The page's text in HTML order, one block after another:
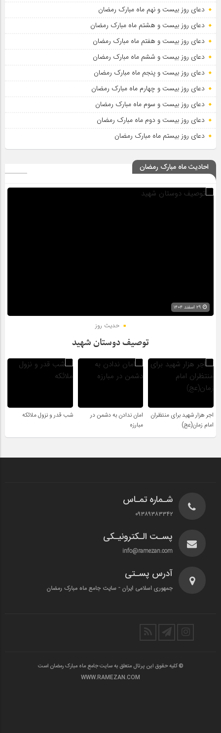
دعای روز بیست و نهم ماه مبارک رمضان
دعای روز بیست و هشتم ماه مبارک رمضان
دعای روز بیست و هفتم ماه مبارک رمضان
دعای روز بیست و ششم ماه مبارک رمضان
دعای روز بیست و پنجم ماه مبارک رمضان
دعای روز بیست و چهارم ماه مبارک رمضان
دعای روز بیست و سوم ماه مبارک رمضان
دعای روز بیست و دوم ماه مبارک رمضان
دعای روز بیستم ماه مبارک رمضان
احادیث ماه مبارک رمضان
حدیث روز
توصیف دوستان شهید
اجر هزار شهید برای منتظران
امام زمان(عج)
امان ندادن به دشمن در
مبارزه
شب قدر و نزول ملائکه
شـماره تمـاس
۰۹۳۸۹۳۸۳۳۴۲
پسـت الـکترونیـکی
info@ramezan.com
آدرس پسـتی
جمهوری اسلامی ایران - سایت جامع ماه مبارک رمضان
© کلیه حقوق این پرتال متعلق به سایت جامع ماه مبارک رمضان است
WWW.RAMEZAN.COM